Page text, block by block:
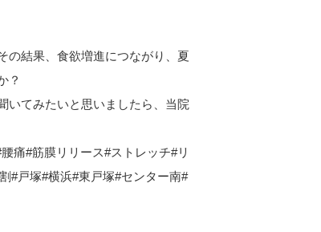
の結果、食欲増進につながり、夏
？
いてみたいと思いましたら、当院
痛#筋膜リリース#ストレッチ#リ
#戸塚#横浜#東戸塚#センター南#